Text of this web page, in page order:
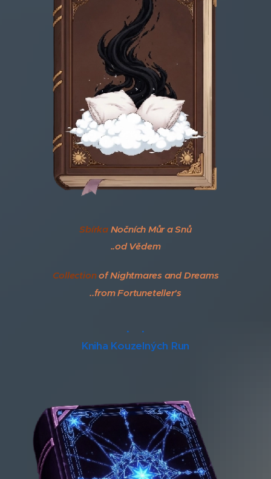
Sbírka Nočních Můr a Snů
..od Vědem
CollectionofNightmares and Dreams
..from Fortuneteller's
.
.
Kniha Kouzelných Run